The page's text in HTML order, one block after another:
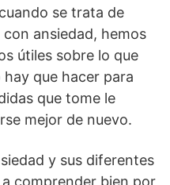
se trata de
ansiedad, hemos
útiles sobre lo que
que hacer para
que tome le
mejor de nuevo.
y sus diferentes
comprender bien por